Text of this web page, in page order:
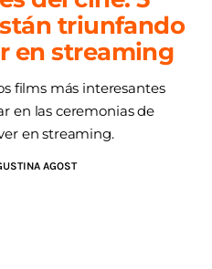
triunfando
en streaming
films más interesantes
en las ceremonias de
en streaming.
AGOST